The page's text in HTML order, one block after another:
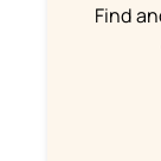
Find